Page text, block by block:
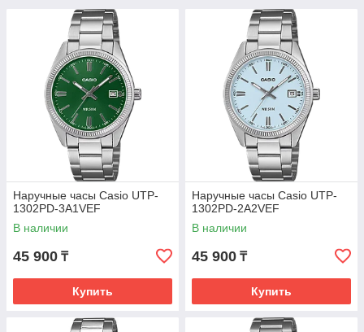
Наручные часы Casio UTP-
1302PD-3A1VEF
В наличии
45 900 ₸
Купить
Наручные часы Casio UTP-
1302PD-2A2VEF
В наличии
45 900 ₸
Купить